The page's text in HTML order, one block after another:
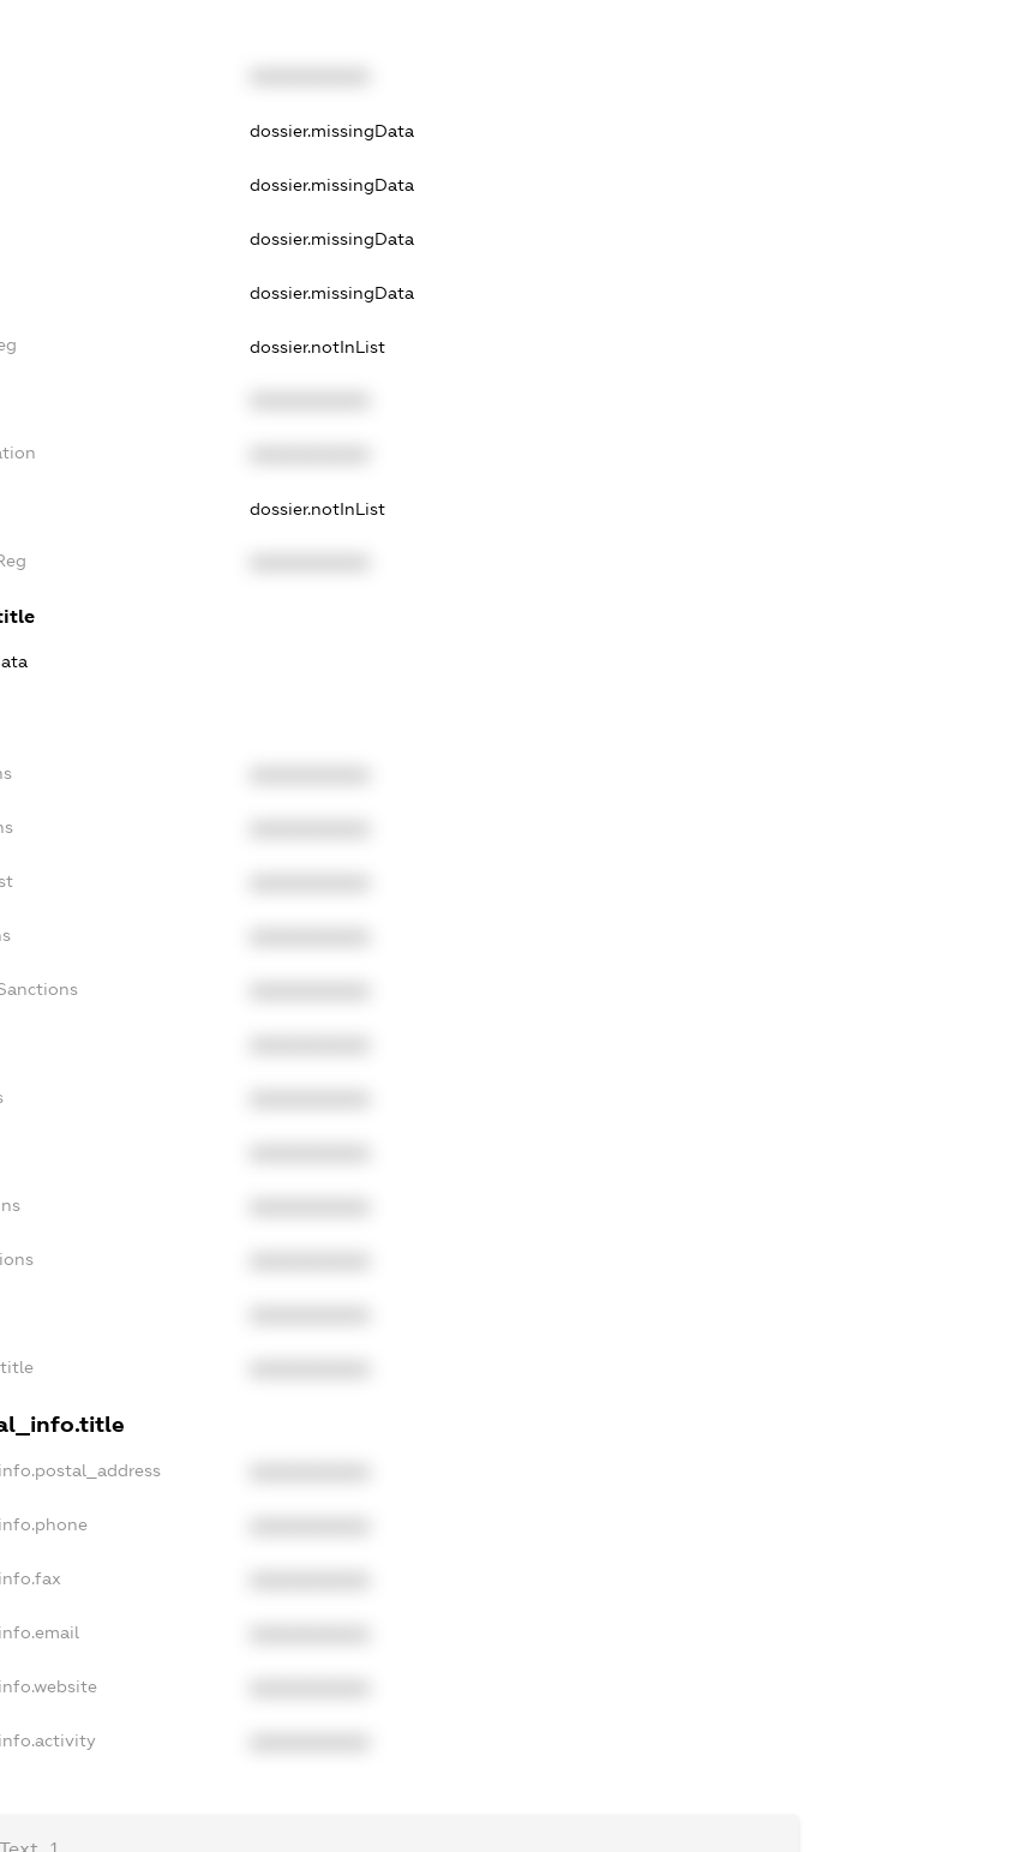
dossier.missingData
dossier.missingData
dossier.missingData
dossier.missingData
dossier.notInList
dossier.notInList